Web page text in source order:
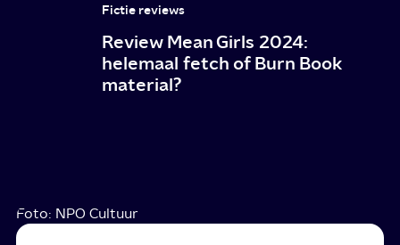
Fictie reviews
Review Mean Girls 2024:
helemaal fetch of Burn Book
material?
Foto: NPO Cultuur